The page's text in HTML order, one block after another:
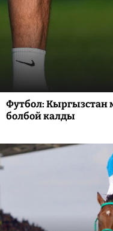
Футбол:
болбой калды